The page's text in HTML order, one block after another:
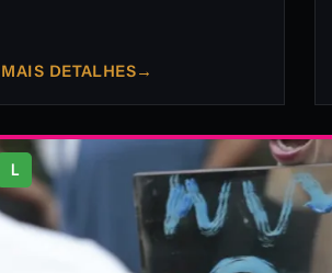
MAIS DETALHES →
L